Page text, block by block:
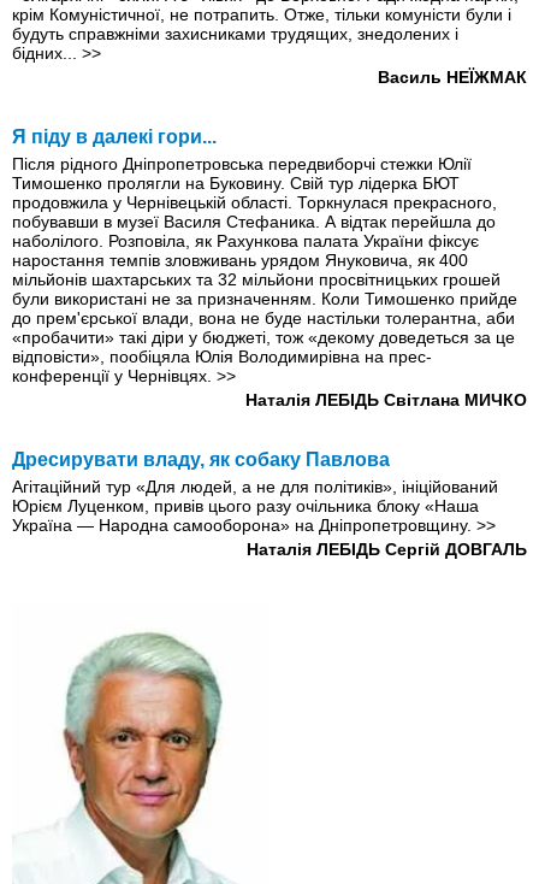
крім Комуністичної, не потрапить. Отже, тільки комуністи були і
будуть справжніми захисниками трудящих, знедолених і
бідних... >>
Василь НЕЇЖМАК
Я піду в далекі гори...
Після рідного Дніпропетровська передвиборчі стежки Юлії
Тимошенко пролягли на Буковину. Свій тур лідерка БЮТ
продовжила у Чернівецькій області. Торкнулася прекрасного,
побувавши в музеї Василя Стефаника. А відтак перейшла до
наболілого. Розповіла, як Рахункова палата України фіксує
наростання темпів зловживань урядом Януковича, як 400
мільйонів шахтарських та 32 мільйони просвітницьких грошей
були використані не за призначенням. Коли Тимошенко прийде
до прем'єрської влади, вона не буде настільки толерантна, аби
«пробачити» такі діри у бюджеті, тож «декому доведеться за це
відповісти», пообіцяла Юлія Володимирівна на прес-
конференції у Чернівцях. >>
Наталія ЛЕБІДЬ Світлана МИЧКО
Дресирувати владу, як собаку Павлова
Агітаційний тур «Для людей, а не для політиків», ініційований
Юрієм Луценком, привів цього разу очільника блоку «Наша
Україна — Народна самооборона» на Дніпропетровщину. >>
Наталія ЛЕБІДЬ Сергій ДОВГАЛЬ